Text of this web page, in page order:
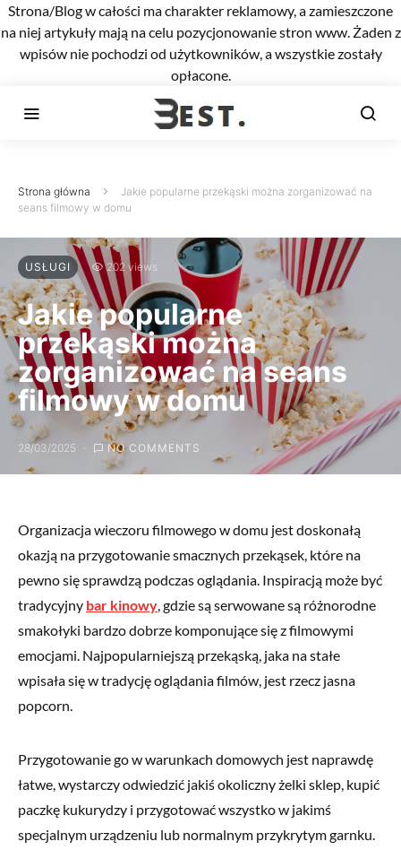
Strona/Blog w całości ma charakter reklamowy, a zamieszczone
na niej artykuły mają na celu pozycjonowanie stron www. Żaden z
wpisów nie pochodzi od użytkowników, a wszystkie zostały
opłacone.
Strona główna
Jakie popularne przekąski można zorganizować na
seans filmowy w domu
USŁUGI 202 views
Jakie popularne
przekąski można
zorganizować na seans
filmowy w domu
28/03/2025 NO COMMENTS
Organizacja wieczoru filmowego w domu jest doskonałą
okazją na przygotowanie smacznych przekąsek, które na
pewno się sprawdzą podczas oglądania. Inspiracją może być
tradycyjny bar kinowy, gdzie są serwowane są różnorodne
smakołyki bardzo dobrze komponujące się z filmowymi
emocjami. Najpopularniejszą przekąską, jaka na stałe
wpisała się w tradycję oglądania filmów, jest rzecz jasna
popcorn.
Przygotowanie go w warunkach domowych jest naprawdę
łatwe, wystarczy odwiedzić jakiś okoliczny żelki sklep, kupić
paczkę kukurydzy i przygotować wszystko w jakimś
specjalnym urządzeniu lub normalnym przykrytym garnku.